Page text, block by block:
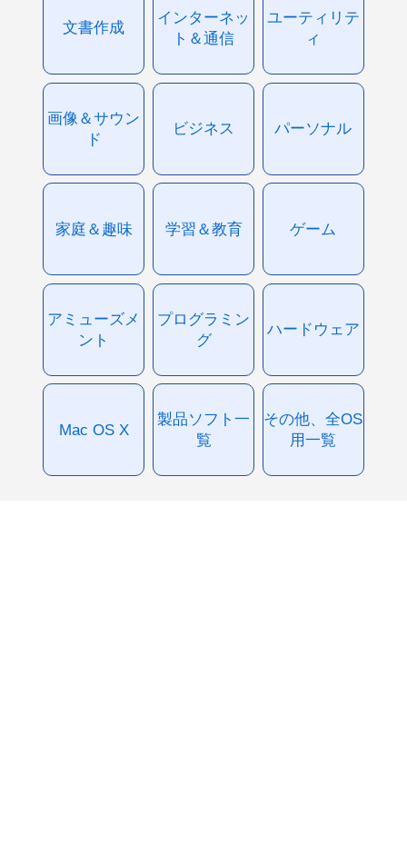
文書作成
インターネッ
ト＆通信
ユーティリテ
ィ
画像＆サウン
ド
ビジネス パーソナル
家庭＆趣味 学習＆教育 ゲーム
アミューズメ
ント
プログラミン
グ
ハードウェア
Mac OS X
製品ソフト一
覧
その他、全OS
用一覧